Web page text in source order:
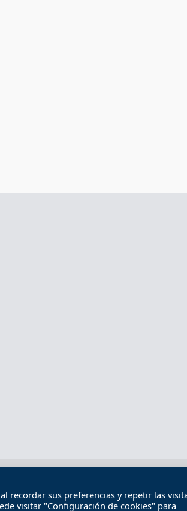
Contacto
recordar sus preferencias y repetir las
visitar "Configuración de cookies" para